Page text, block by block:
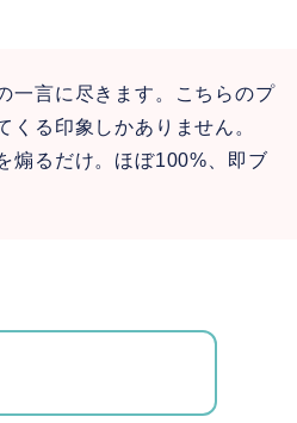
一言に尽きます。こちらのプ
くる印象しかありません。
煽るだけ。ほぼ100%、即ブ